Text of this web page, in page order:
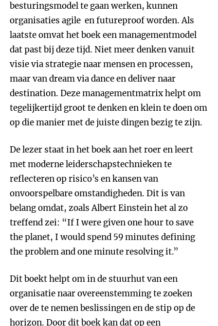
besturingsmodel te gaan werken, kunnen
organisaties agile en futureproof worden. Als
laatste omvat het boek een managementmodel
dat past bij deze tijd. Niet meer denken vanuit
visie via strategie naar mensen en processen,
maar van dream via dance en deliver naar
destination. Deze managementmatrix helpt om
tegelijkertijd groot te denken en klein te doen om
op die manier met de juiste dingen bezig te zijn.
De lezer staat in het boek aan het roer en leert
met moderne leiderschapstechnieken te
reflecteren op risico’s en kansen van
onvoorspelbare omstandigheden. Dit is van
belang omdat, zoals Albert Einstein het al zo
treffend zei: “If I were given one hour to save
the planet, I would spend 59 minutes defining
the problem and one minute resolving it.”
Dit boekt helpt om in de stuurhut van een
organisatie naar overeenstemming te zoeken
over de te nemen beslissingen en de stip op de
horizon. Door dit boek kan dat op een